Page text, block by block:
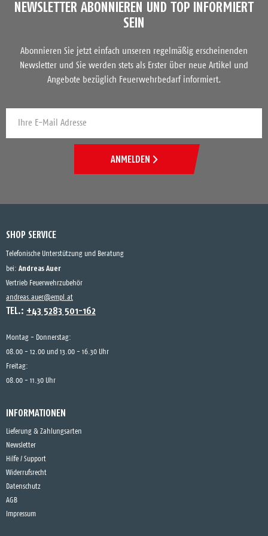
NEWSLETTER ABONNIEREN UND TOP INFORMIERT
SEIN
Abonnieren Sie jetzt einfach unseren regelmäßig erscheinenden
Newsletter und Sie werden stets als Erster über neue Artikel und
Angebote bezüglich Feuerwehrbedarf informiert.
ANMELDEN
SHOP SERVICE
Telefonische Unterstützung und Beratung
bei: Andreas Auer
Vertrieb Feuerwehrzubehör
andreas.auer@empl.at
TEL.: +43 5283 501-162
Montag - Donnerstag:
08.00 - 12.00 und 13.00 - 16.30 Uhr
Freitag:
08.00 - 11.30 Uhr
INFORMATIONEN
Lieferung & Zahlungsarten
Newsletter
Hilfe / Support
Widerrufsrecht
Datenschutz
AGB
Impressum